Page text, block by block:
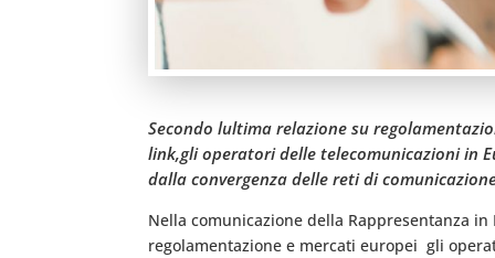
Secondo lultima relazione su
link,gli operatori delle telecomunicazioni in
dalla convergenza delle reti di
Nella comunicazione della Rappresentanza
regolamentazione e mercati europei  gli